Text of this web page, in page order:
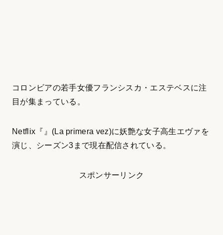
コロンビアの若手女優フランシスカ・エステベスに注
目が集まっている。
Netflix『』(La primera vez)に妖艶な女子高生エヴァを
演じ、シーズン3まで現在配信されている。
スポンサーリンク